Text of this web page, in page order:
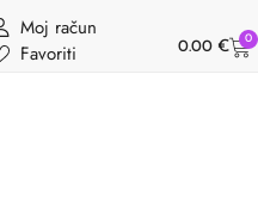
Moj račun
Favoriti
0.00 € 0